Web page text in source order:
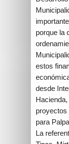
porque la
estos
desde
proyectos
para
La